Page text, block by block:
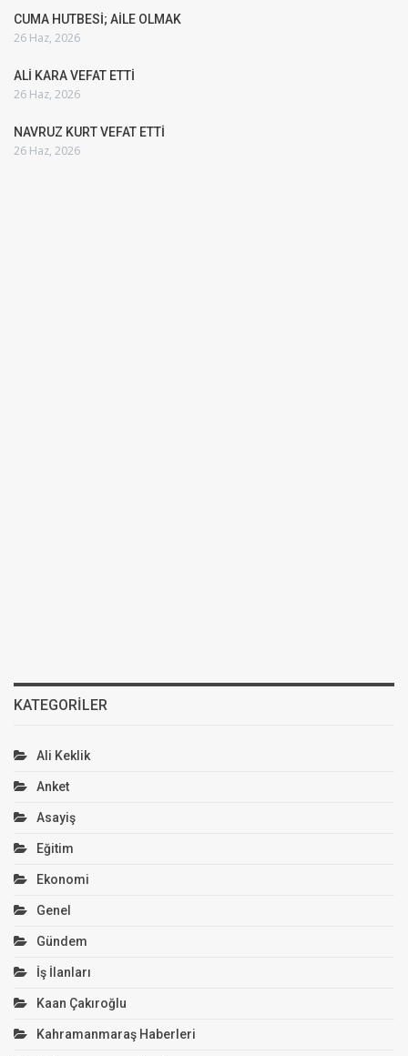
CUMA HUTBESİ; AİLE OLMAK
26 Haz, 2026
ALİ KARA VEFAT ETTİ
26 Haz, 2026
NAVRUZ KURT VEFAT ETTİ
26 Haz, 2026
KATEGORILER
Ali Keklik
Anket
Asayiş
Eğitim
Ekonomi
Genel
Gündem
İş İlanları
Kaan Çakıroğlu
Kahramanmaraş Haberleri